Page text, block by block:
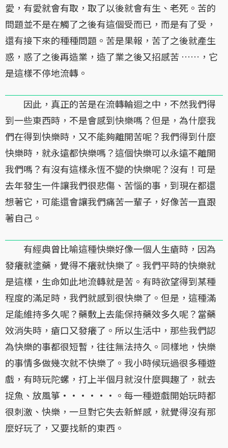
愛，有愛就會有取，取了以後就會有生、老死。苦的
問題並不是在觸了之後有這個受而已，而是有了受，
還有接下來的種種問題。苦是果報，苦了之後就產生
惑，惑了之後再造業，造了業之後又招感苦 ……，它
是這樣不停地流轉。
因此，真正的苦是在流轉輪迴之中，不然我們得
到一些東西時，不是會感到快樂嗎？但是，為什麼我
們在得到快樂時，又不能夠離開苦呢？我們得到什麼
快樂時，就永遠都快樂嗎？這個快樂可以永遠不離開
我們嗎？有沒有這樣永恆不變的快樂呢？沒有！可是
去年發生一件讓我們很悲傷、苦惱的事，到現在都還
想著它，可能還會讓我們痛苦一輩子，好像苦一直跟
著自己。
有經典曾比喻這種快樂好像一個人生瘡時，因為
發癢就塗藥，覺得不癢就快樂了。我們平時的快樂就
是這樣，生命如此地流轉就是苦。有時欲望得到某種
程度的滿足時，我們就感到很快樂了。但是，這種滿
足能維持多久呢？藥敷上去能保持藥效多久呢？當藥
效消失時，瘡口又發癢了。所以生活中，那些我們認
為快樂的事都很短暫，往往無法持久。同樣地，快樂
的事情多做幾次就不快樂了。我小時候玩過很多種遊
戲，有時玩陀螺，打上半個月就沒什麼興趣了，就去
捉魚、放風箏······。每一種遊戲開始玩時都
很刺激、快樂，一旦對它失去新鮮感，就覺得沒有那
麼好玩了，又要找新的東西。